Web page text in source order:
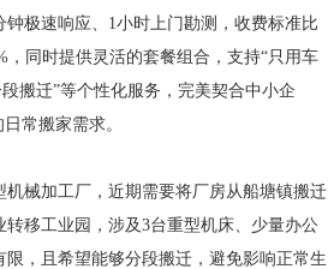
钟极速响应、1小时上门勘测，收费标准比
，同时提供灵活的套餐组合，支持“只用车
搬迁”等个性化服务，完美契合中小企
常搬家需求。
机械加工厂，近期需要将厂房从船塘镇搬迁
转移工业园，涉及3台重型机床、少量办公
，且希望能够分段搬迁，避免影响正常生